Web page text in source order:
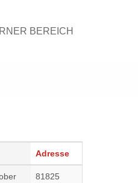
BEREICH
Adresse
81825